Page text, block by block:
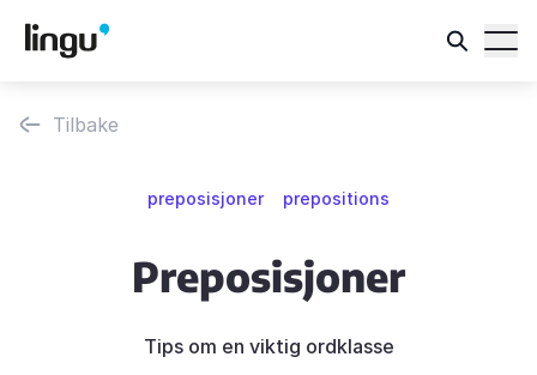
Tilbake
preposisjoner prepositions
Preposisjoner
Tips om en viktig ordklasse